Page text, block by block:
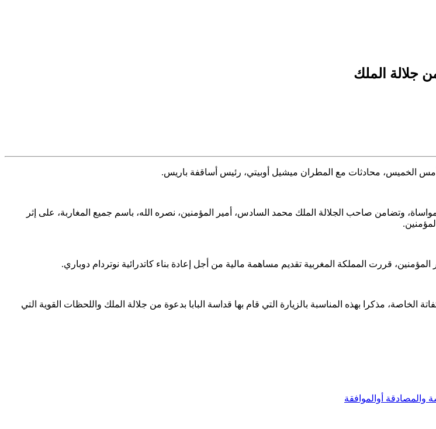
جلالة الملك
أمس الخميس، محادثات مع المطران ميشيل أوبيتي، رئيس أساقفة باريس.
وتضامن صاحب الجلالة الملك محمد السادس، أمير المؤمنين، نصره الله، باسم جميع المغاربة، على إثر
قررت المملكة المغربية تقديم مساهمة مالية من أجل إعادة بناء كاتدرائية نوتردام دوباري.
مذكرا بهذه المناسبة بالزيارة التي قام بها قداسة البابا بدعوة من جلالة الملك واللحظات القوية التي
أوالموافقة